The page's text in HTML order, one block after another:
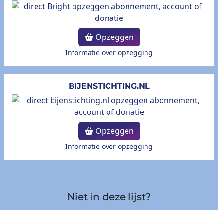
Opzeggen
Informatie over opzegging
BIJENSTICHTING.NL
Opzeggen
Informatie over opzegging
Niet in deze lijst?